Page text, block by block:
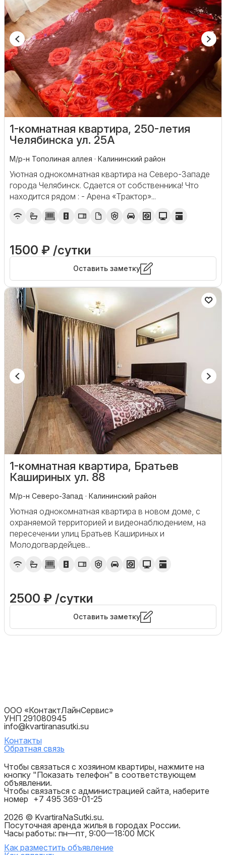
1-комнатная квартира, 250-летия
Челябинска ул. 25А
М/р-н Тополиная аллея · Калининский район
Уютная однокомнатная квартира на Северо-Западе
города Челябинск. Сдается от собственника! Что
находится рядом : - Арена «Трактор»...
1500 ₽ /сутки
Оставить заметку
1-комнатная квартира, Братьев
Кашириных ул. 88
М/р-н Северо-Запад · Калининский район
Уютная однокомнатная квартира в новом доме, с
охраняемой территорией и видеонаблюдением, на
пересечении улиц Братьев Кашириных и
Молодогвардейцев...
2500 ₽ /сутки
Оставить заметку
ООО «КонтактЛайнСервис»
УНП 291080945
info@kvartiranasutki.su
Контакты
Обратная связь
Чтобы связаться с хозяином квартиры, нажмите на
кнопку "Показать телефон" в соответствующем
объявлении.
Чтобы связаться с администрацией сайта, наберите
номер +7 495 369-01-25
2026 © KvartiraNaSutki.su.
Посуточная аренда жилья в городах России.
Часы работы: пн—пт, 9:00—18:00 МСК
Как разместить объявление